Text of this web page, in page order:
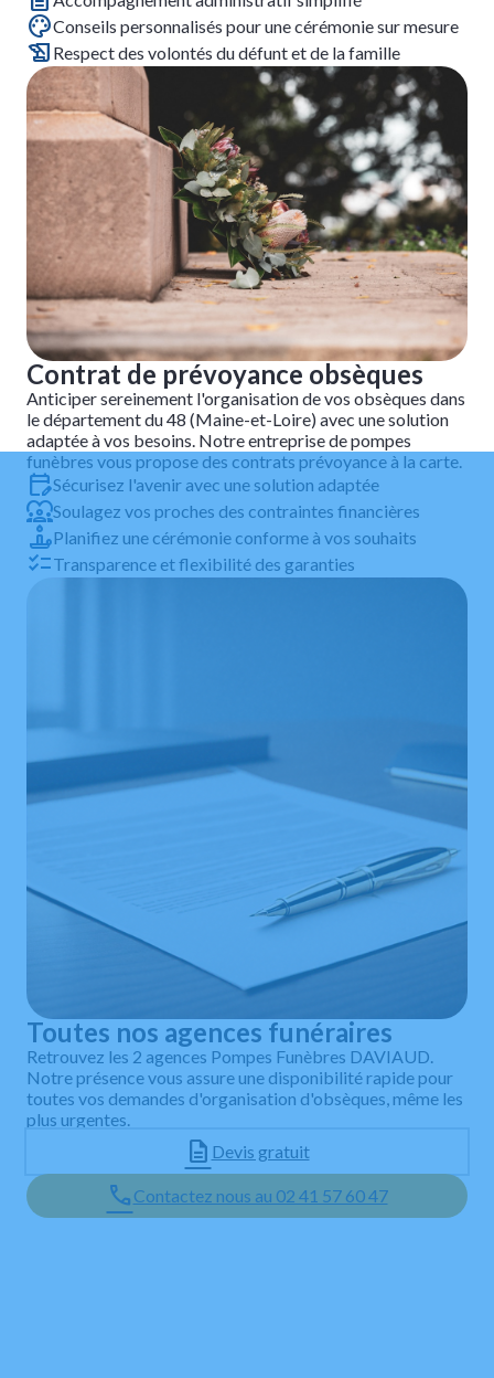
Conseils personnalisés pour une cérémonie sur mesure
Respect des volontés du défunt et de la famille
Contrat de prévoyance obsèques
Anticiper sereinement l'organisation de vos obsèques dans
le département du 48 (Maine-et-Loire) avec une solution
adaptée à vos besoins. Notre entreprise de pompes
funèbres vous propose des contrats prévoyance à la carte.
Sécurisez l'avenir avec une solution adaptée
Soulagez vos proches des contraintes financières
Planifiez une cérémonie conforme à vos souhaits
Transparence et flexibilité des garanties
Toutes nos agences funéraires
Retrouvez les 2 agences Pompes Funèbres DAVIAUD.
Notre présence vous assure une disponibilité rapide pour
toutes vos demandes d'organisation d'obsèques, même les
plus urgentes.
Devis gratuit
Contactez nous au 02 41 57 60 47
Leaflet